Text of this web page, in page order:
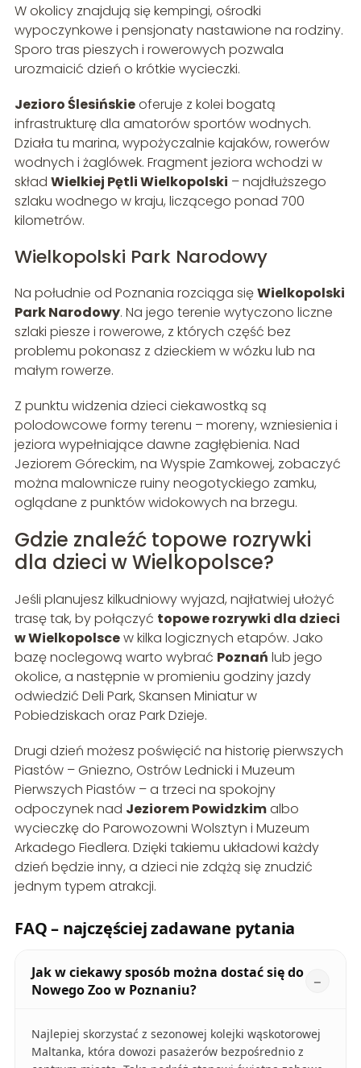
W okolicy znajdują się kempingi, ośrodki
wypoczynkowe i pensjonaty nastawione na rodziny.
Sporo tras pieszych i rowerowych pozwala
urozmaicić dzień o krótkie wycieczki.
Jezioro Ślesińskieoferuje z kolei bogatą
infrastrukturę dla amatorów sportów wodnych.
Działa tu marina, wypożyczalnie kajaków, rowerów
wodnych i żaglówek. Fragment jeziora wchodzi w
skład Wielkiej Pętli Wielkopolski – najdłuższego
szlaku wodnego w kraju, liczącego ponad 700
kilometrów.
Wielkopolski Park Narodowy
Na południe od Poznania rozciąga sięWielkopolski
Park Narodowy. Na jego terenie wytyczono liczne
szlaki piesze i rowerowe, z których część bez
problemu pokonasz z dzieckiem w wózku lub na
małym rowerze.
Z punktu widzenia dzieci ciekawostką są
polodowcowe formy terenu – moreny, wzniesienia i
jeziora wypełniające dawne zagłębienia. Nad
Jeziorem Góreckim, na Wyspie Zamkowej, zobaczyć
można malownicze ruiny neogotyckiego zamku,
oglądane z punktów widokowych na brzegu.
Gdzie znaleźć topowe rozrywki
dla dzieci w Wielkopolsce?
Jeśli planujesz kilkudniowy wyjazd, najłatwiej ułożyć
trasę tak, by połączyć topowe rozrywki dla dzieci
w Wielkopolscew kilka logicznych etapów. Jako
bazę noclegową warto wybrać Poznań lub jego
okolice, a następnie w promieniu godziny jazdy
odwiedzić Deli Park, Skansen Miniatur w
Pobiedziskach oraz Park Dzieje.
Drugi dzień możesz poświęcić na historię pierwszych
Piastów – Gniezno, Ostrów Lednicki i Muzeum
Pierwszych Piastów – a trzeci na spokojny
odpoczynek nad Jeziorem Powidzkimalbo
wycieczkę do Parowozowni Wolsztyn i Muzeum
Arkadego Fiedlera. Dzięki takiemu układowi każdy
dzień będzie inny, a dzieci nie zdążą się znudzić
jednym typem atrakcji.
FAQ – najczęściej zadawane pytania
Jak w ciekawy sposób można dostać się do
Nowego Zoo w Poznaniu?
Najlepiej skorzystać z sezonowej kolejki wąskotorowej
Maltanka, która dowozi pasażerów bezpośrednio z